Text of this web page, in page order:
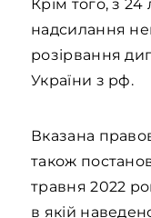
Крім того, з
надсилання
розірвання
України з рф.
Вказана
також
травня 2022
в якій